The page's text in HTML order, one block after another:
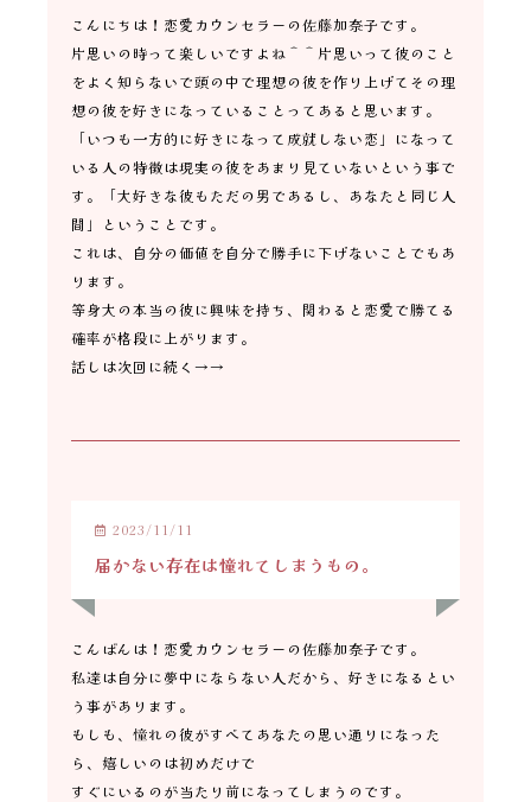
こんにちは！恋愛カウンセラーの佐藤加奈子です。
片思いの時って楽しいですよね＾＾片思いって彼のこと
をよく知らないで頭の中で理想の彼を作り上げてその理
想の彼を好きになっていることってあると思います。
「いつも一方的に好きになって成就しない恋」になって
いる人の特徴は現実の彼をあまり見ていないという事で
す。「大好きな彼もただの男であるし、あなたと同じ人
間」ということです。
これは、自分の価値を自分で勝手に下げないことでもあ
ります。
等身大の本当の彼に興味を持ち、関わると恋愛で勝てる
確率が格段に上がります。
話しは次回に続く→→
2023/11/11
届かない存在は憧れてしまうもの。
こんばんは！恋愛カウンセラーの佐藤加奈子です。
私達は自分に夢中にならない人だから、好きになるとい
う事があります。
もしも、憧れの彼がすべてあなたの思い通りになった
ら、嬉しいのは初めだけで
すぐにいるのが当たり前になってしまうのです。